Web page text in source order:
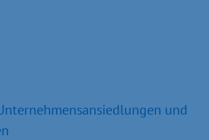
und